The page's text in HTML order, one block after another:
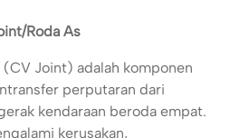
Roda As
Joint) adalah komponen
perputaran dari
kendaraan beroda empat.
kerusakan,